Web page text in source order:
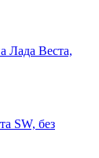
Лада Веста,
SW, без